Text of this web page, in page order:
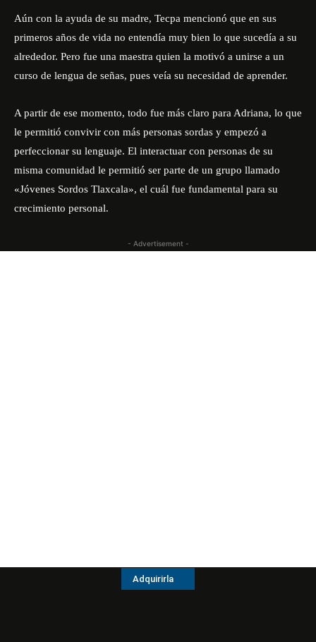
Aún con la ayuda de su madre, Tecpa mencionó que en sus
primeros años de vida no entendía muy bien lo que sucedía a su
alrededor. Pero fue una maestra quien la motivó a unirse a un
curso de lengua de señas, pues veía su necesidad de aprender.
A partir de ese momento, todo fue más claro para Adriana, lo que
le permitió convivir con más personas sordas y empezó a
perfeccionar su lenguaje. El interactuar con personas de su
misma comunidad le permitió ser parte de un grupo llamado
«Jóvenes Sordos Tlaxcala», el cuál fue fundamental para su
crecimiento personal.
- Advertisement -
Adquirirla